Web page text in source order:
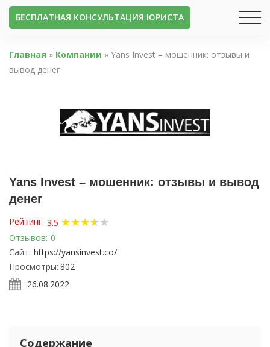
БЕСПЛАТНАЯ КОНСУЛЬТАЦИЯ ЮРИСТА
Главная » Компании » Yans Invest – мошенник: отзывы и
вывод денег
Yans Invest – мошенник: отзывы и вывод
денег
Рейтинг: 3.5 ★★★★
★★
Отзывов: 0
Сайт: https://yansinvest.co/
Просмотры: 802
26.08.2022
Содержание